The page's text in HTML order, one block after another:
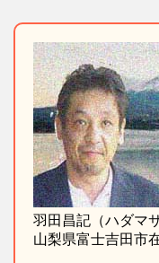
羽田昌記（ハダマ
山梨県富士吉田市